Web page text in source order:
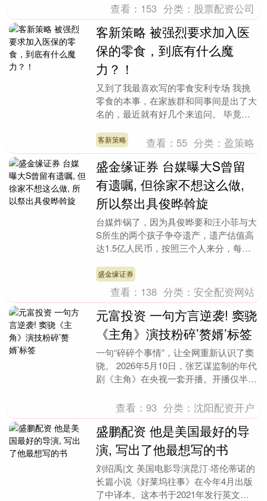
查看： 153 分类： 股票配资公司
客新策略 被强烈要求加入医
保的零食，到底有什么魔
力？！
又到了我最喜欢写的零食安利专场 我挑
零食的本事，在家族群和同事间是出了大
名的，最近就有好几个来追问。 毕竟暑
买得好，安静少不....
客新策略 查看： 55 分类：盈策略
盛金缘证券 台媒曝大S曾留
有遗嘱, 但徐家不想这么做,
所以祭出具俊晔斡旋
台媒炸锅了，因为具俊晔要和汪小菲与大
S所生的两个孩子争夺遗产，遗产估值高
达1.5亿人民币，按照三个人来分，每人
孩子的份额，....
盛金缘证券
查看： 138 分类：安全配资网站
元富投资 一句方言逆袭! 窦骁
《主角》演技粉碎’赘婿’标签
一句“碎碎个事情”，让全网重新认识了窦
骁。 2026年5月10日，张艺谋监制的年代
剧《主角》在央视一套开播。开播仅半小
查看：93 分类：沈阳配资开户
盛鹏配资 他是美国最好的导
演, 写出了他最想写的书
刘绍禹|文 美国电影导演昆汀·塔伦蒂诺的
长篇小说《好莱坞往事》在今年4月出版
了中译本。这本书于2021年发行英文首